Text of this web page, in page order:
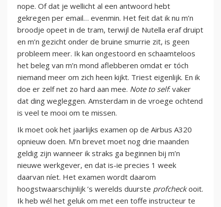
nope. Of dat je wellicht al een antwoord hebt
gekregen per email… evenmin. Het feit dat ik nu m’n
broodje opeet in de tram, terwijl de Nutella eraf druipt
en m’n gezicht onder de bruine smurrie zit, is geen
probleem meer. Ik kan ongestoord en schaamteloos
het beleg van m’n mond aflebberen omdat er tóch
niemand meer om zich heen kijkt. Triest eigenlijk. En ik
doe er zelf net zo hard aan mee. Note to self: vaker
dat ding wegleggen. Amsterdam in de vroege ochtend
is veel te mooi om te missen.
Ik moet ook het jaarlijks examen op de Airbus A320
opnieuw doen. M’n brevet moet nog drie maanden
geldig zijn wanneer ik straks ga beginnen bij m’n
nieuwe werkgever, en dat is-ie precies 1 week
daarvan níet. Het examen wordt daarom
hoogstwaarschijnlijk ’s werelds duurste profcheckooit.
Ik heb wél het geluk om met een toffe instructeur te